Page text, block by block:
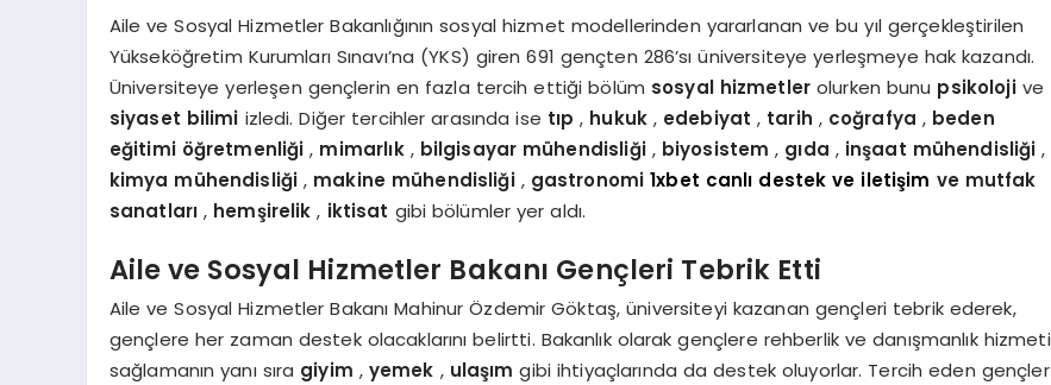
Aile ve Sosyal Hizmetler Bakanlığının sosyal hizmet modellerinden yararlanan ve bu yıl gerçekleştirilen
Yükseköğretim Kurumları Sınavı’na (YKS) giren 691 gençten 286’sı üniversiteye yerleşmeye hak kazandı.
Üniversiteye yerleşen gençlerin en fazla tercih ettiği bölüm sosyal hizmetler olurken bunu psikoloji ve
siyaset bilimi izledi. Diğer tercihler arasında ise tıp, hukuk , edebiyat, tarih , coğrafya , beden
eğitimi öğretmenliği, mimarlık , bilgisayar mühendisliği , biyosistem, gıda , inşaat mühendisliği,
kimya mühendisliği, makine mühendisliği , gastronomi1xbet canlı destek ve iletişim ve mutfak
sanatları, hemşirelik, iktisat gibi bölümler yer aldı.
Aile ve Sosyal Hizmetler Bakanı Gençleri Tebrik Etti
Aile ve Sosyal Hizmetler Bakanı Mahinur Özdemir Göktaş, üniversiteyi kazanan gençleri tebrik ederek,
gençlere her zaman destek olacaklarını belirtti. Bakanlık olarak gençlere rehberlik ve danışmanlık hizmeti
sağlamanın yanı sıra giyim , yemek , ulaşımgibi ihtiyaçlarında da destek oluyorlar. Tercih eden gençler